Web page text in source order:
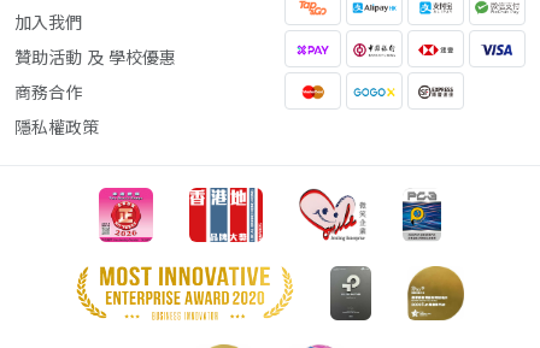
加入我們
贊助活動 及 學校優惠
商務合作
隱私權政策